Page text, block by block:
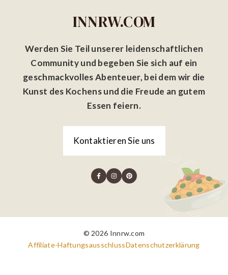
INNRW.COM
Werden Sie Teil unserer leidenschaftlichen
Community und begeben Sie sich auf ein
geschmackvolles Abenteuer, bei dem wir die
Kunst des Kochens und die Freude an gutem
Essen feiern.
Kontaktieren Sie uns
© 2026 Innrw.com
Affiliate-HaftungsausschlussDatenschutzerklärung